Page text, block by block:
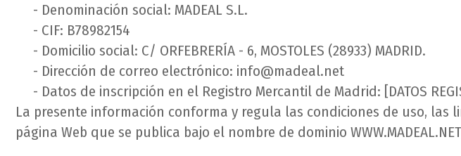
- Denominación social: MADEAL S.L.
- CIF: B78982154
- Domicilio social: C/ ORFEBRERÍA - 6, MOSTOLES (28933) MADRID.
- Dirección de correo electrónico: info@madeal.net
- Datos de inscripción en el Registro Mercantil de Madrid: [DATOS
La presente información conforma y regula las condiciones de uso,
página Web que se publica bajo el nombre de dominio